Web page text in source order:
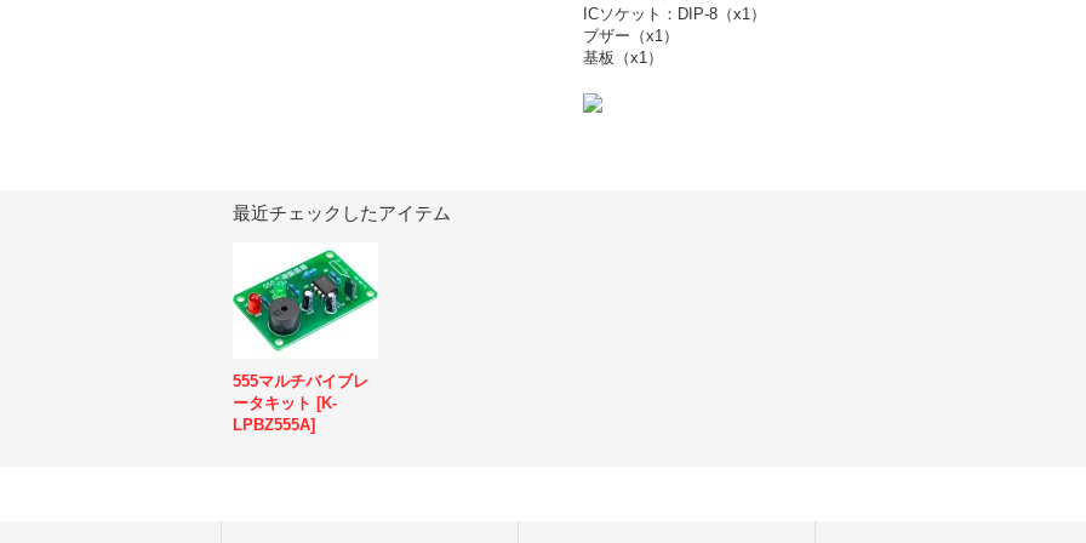
ICソケット：DIP-8（x1）
ブザー（x1）
基板（x1）
最近チェックしたアイテム
555マルチバイブレ
ータキット [K-
LPBZ555A]